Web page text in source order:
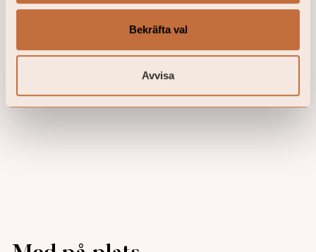
Bekräfta val
Avvisa